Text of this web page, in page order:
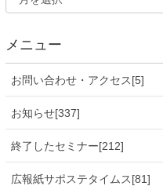
メニュー
お問い合わせ・アクセス[5]
お知らせ[337]
終了したセミナー[212]
広報紙サポステタイムス[81]